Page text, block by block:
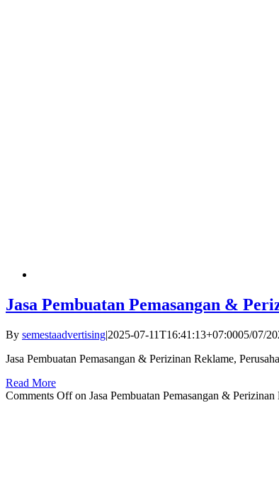
Jasa Pembuatan Pemasangan &
By semestaadvertising|2025-07-11T16:41:13+07:0005/07/
Jasa Pembuatan Pemasangan & Perizinan Reklame,
Read More
Comments Offon Jasa Pembuatan Pemasangan & Perizinan